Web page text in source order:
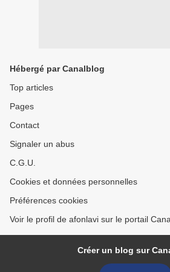
Hébergé par Canalblog
Top articles
Pages
Contact
Signaler un abus
C.G.U.
Cookies et données personnelles
Préférences cookies
Voir le profil de afonlavi sur le portail
Créer un blog sur